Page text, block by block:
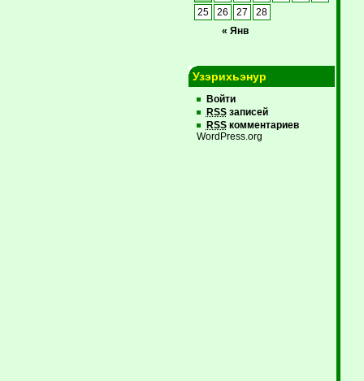
« Янв
25
26 27 28
Узэрихьэнур
Войти
RSSзаписей
RSSкомментариев
WordPress.org